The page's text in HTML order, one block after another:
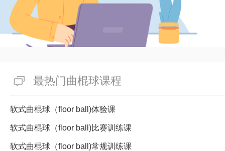
最热门曲棍球课程
软式曲棍球（floor ball)体验课
软式曲棍球（floor ball)比赛训练课
软式曲棍球（floor ball)常规训练课